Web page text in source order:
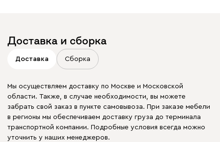
Доставка и сборка
Доставка Сборка
Мы осуществляем доставку по Москве и Московской
области. Также, в случае необходимости, вы можете
забрать свой заказ в пункте самовывоза. При заказе мебели
в регионы мы обеспечиваем доставку груза до терминала
транспортной компании. Подробные условия всегда можно
уточнить у наших менеджеров.